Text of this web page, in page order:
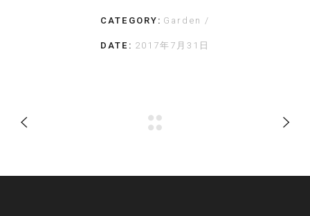
CATEGORY: Garden
DATE: 2017年7月31日